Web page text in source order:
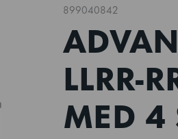
899040842
LLRR-
MED 4